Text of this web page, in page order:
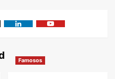
Famosos